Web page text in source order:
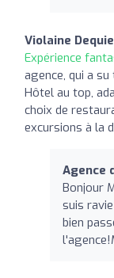
Violaine
Expérience
agence, qui a
Hôtel au top,
choix de
excursions à la
Agence
Bonjour
suis
bien